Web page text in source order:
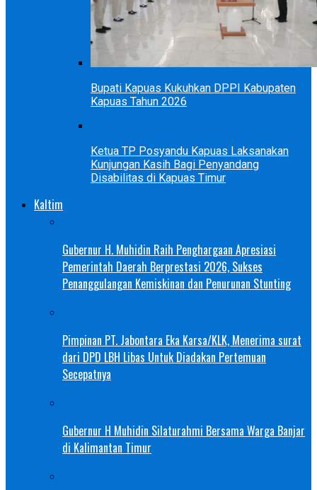
Bupati Kapuas Kukuhkan DPPI Kabupaten
Kapuas Tahun 2026
Ketua TP Posyandu Kapuas Laksanakan
Kunjungan Kasih Bagi Penyandang
Disabilitas di Kapuas Timur
Kaltim
Gubernur H. Muhidin Raih Penghargaan Apresiasi
Pemerintah Daerah Berprestasi 2026, Sukses
Penanggulangan Kemiskinan dan Penurunan Stunting
Pimpinan PT. Jabontara Eka Karsa/KLK, Menerima surat
dari DPD LBH Libas Untuk Diadakan Pertemuan
Secepatnya
Gubernur H Muhidin Silaturahmi Bersama Warga Banjar
di Kalimantan Timur